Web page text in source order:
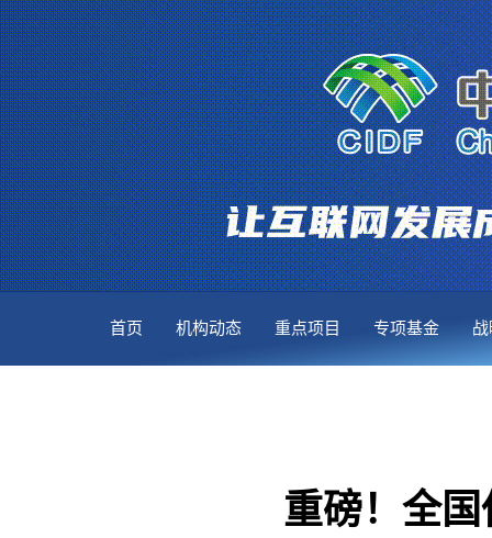
首页 机构动态 重点项目 专项基金
重磅！全